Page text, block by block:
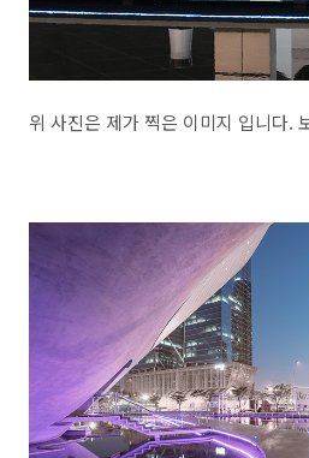
위 사진은 제가 찍은 이미지 입니다.